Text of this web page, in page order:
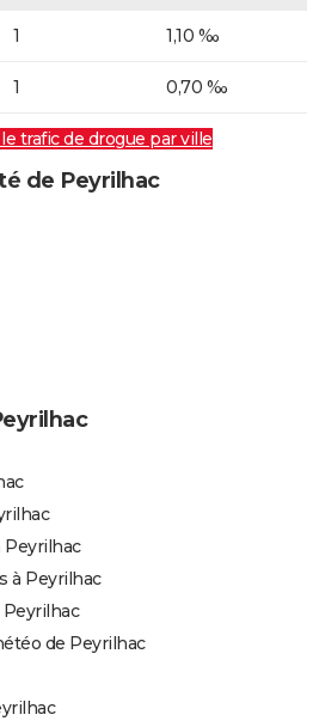
1 1,10 ‰
1 0,70 ‰
trafic de drogue par ville
de Peyrilhac
à Peyrilhac
de Peyrilhac